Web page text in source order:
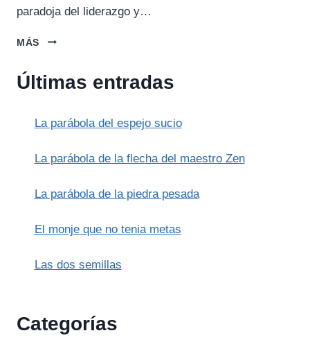
paradoja del liderazgo y…
MÁS
EL
LA
Últimas entradas
La parábola del espejo sucio
La parábola de la flecha del maestro Zen
La parábola de la piedra pesada
El monje que no tenia metas
Las dos semillas
Categorías